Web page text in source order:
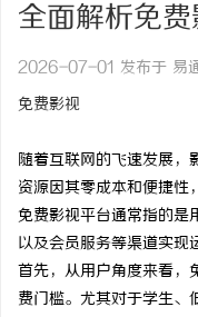
全面解析免
2026-07-01 发布于 易
免费影视
随着互联网的飞速发展，
资源因其零成本和便捷性
免费影视平台通常指的是
以及会员服务等渠道实现
首先，从用户角度来看，
费门槛。尤其对于学生、